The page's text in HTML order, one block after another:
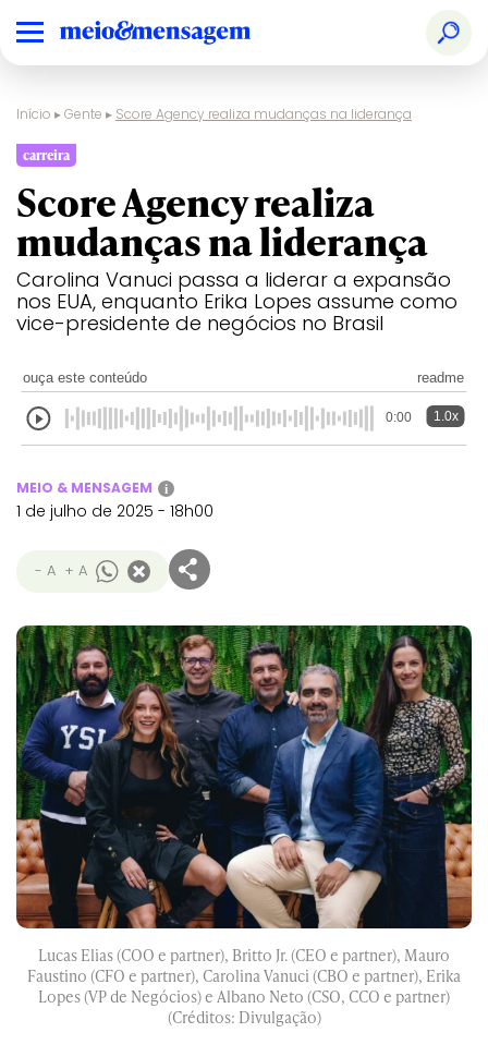
Início ▸Gente ▸ Score Agency realiza mudanças na liderança
carreira
Score Agency realiza
mudanças na liderança
Carolina Vanuci passa a liderar a expansão
nos EUA, enquanto Erika Lopes assume como
vice-presidente de negócios no Brasil
ouça este conteúdo readme
0:00 1.0x
MEIO & MENSAGEM i
1 de julho de 2025 - 18h00
- A + A
Lucas Elias (COO e partner), Britto Jr. (CEO e partner), Mauro
Faustino (CFO e partner), Carolina Vanuci (CBO e partner), Erika
Lopes (VP de Negócios) e Albano Neto (CSO, CCO e partner)
(Créditos: Divulgação)